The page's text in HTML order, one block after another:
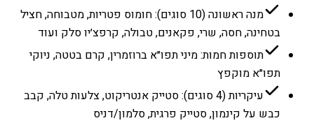
מנה ראשונה (10 סוגים): חומוס פטריות, מטבוחה, חציל
בטחינה, חסה, שרי, פקאנים, טבולה, קרפצ׳יו סלק ועוד
תוספות חמות: מיני תפו״א ברוזמרין, קרם בטטה, ניוקי
תפו״א מוקפץ
עיקריות (4 סוגים): סטייק אנטריקוט, צלעות טלה, קבב
כבש על קינמון, סטייק פרגית, סלמון/דניס